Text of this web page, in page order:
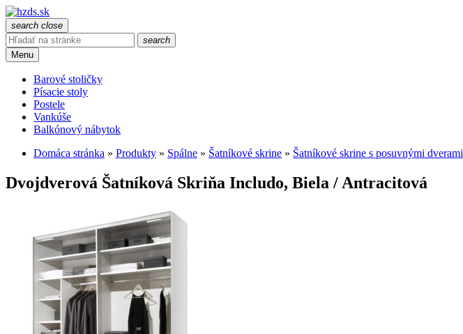
search close
search
Menu
Barové stoličky
Písacie stoly
Postele
Vankúše
Balkónový nábytok
Domáca stránka » Produkty » Spálne » Šatníkové skrine » Šatníkové skrine s posuvnými dverami
Dvojdverová Šatníková Skriňa Includo, Biela / Antracitová